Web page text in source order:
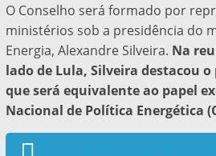
O Conselho será formado por
ministérios sob a presidência do
Energia, Alexandre Silveira. Na
lado de Lula, Silveira destacou
que será equivalente ao papel
Nacional de Política Energética